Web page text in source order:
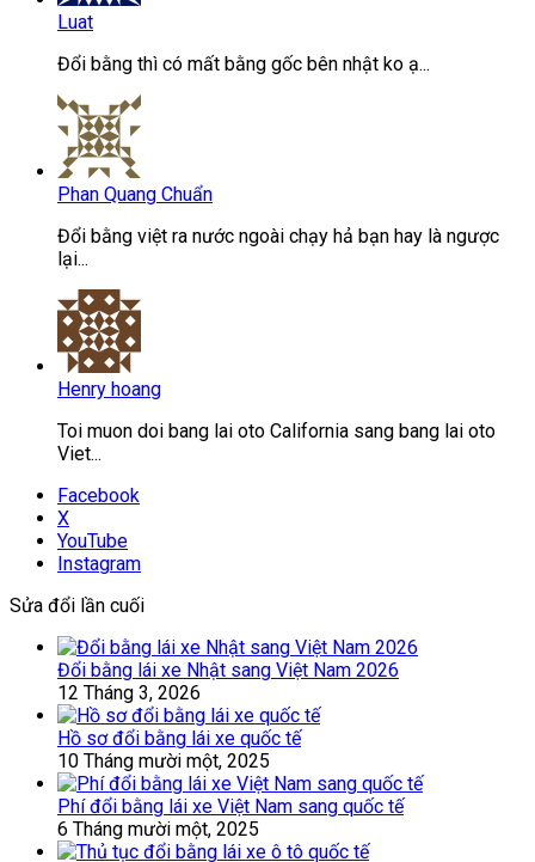
Luat
Đổi bằng thì có mất bằng gốc bên nhật ko ạ...
Phan Quang Chuẩn
Đổi bằng việt ra nước ngoài chạy hả bạn hay là ngược
lại...
Henry hoang
Toi muon doi bang lai oto California sang bang lai oto
Viet...
Facebook
X
YouTube
Instagram
Sửa đổi lần cuối
Đổi bằng lái xe Nhật sang Việt Nam 2026
12 Tháng 3, 2026
Hồ sơ đổi bằng lái xe quốc tế
10 Tháng mười một, 2025
Phí đổi bằng lái xe Việt Nam sang quốc tế
6 Tháng mười một, 2025